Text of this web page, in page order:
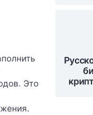
Это